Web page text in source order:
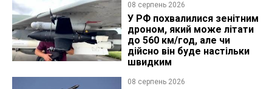
08 серпень 2026
У РФ похвалилися зенітним
дроном, який може літати
до 560 км/год, але чи
дійсно він буде настільки
швидким
08 серпень 2026